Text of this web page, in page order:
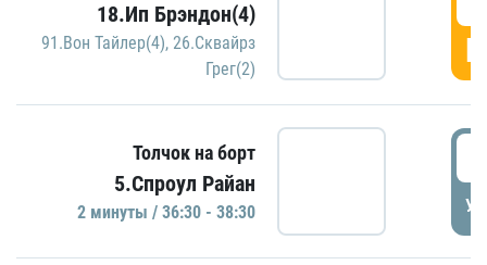
18.Ип Брэндон(4)
91.Вон Тайлер(4), 26.Сквайрз
Грег(2)
Толчок на борт
5.Спроул Райан
2 минуты / 36:30 - 38:30